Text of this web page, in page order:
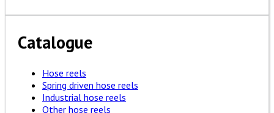
Catalogue
Hose reels
Spring driven hose reels
Industrial hose reels
Other hose reels